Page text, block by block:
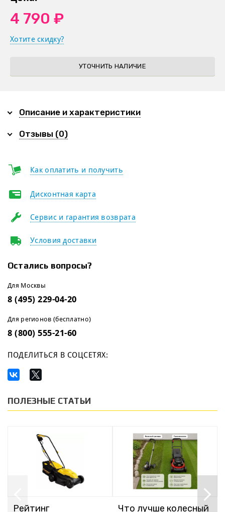
4 790 ₽
Хотите скидку?
УТОЧНИТЬ НАЛИЧИЕ
Описание и характеристики
Отзывы (0)
Как оплатить и получить
Дисконтная карта
Сервис и гарантия возврата
Условия доставки
Остались вопросы?
Для Москвы
8 (495) 229-04-20
Для регионов (бесплатно)
8 (800) 555-21-60
ПОДЕЛИТЬСЯ В СОЦСЕТЯХ:
ПОЛЕЗНЫЕ СТАТЬИ
Рейтинг Что лучше колесный